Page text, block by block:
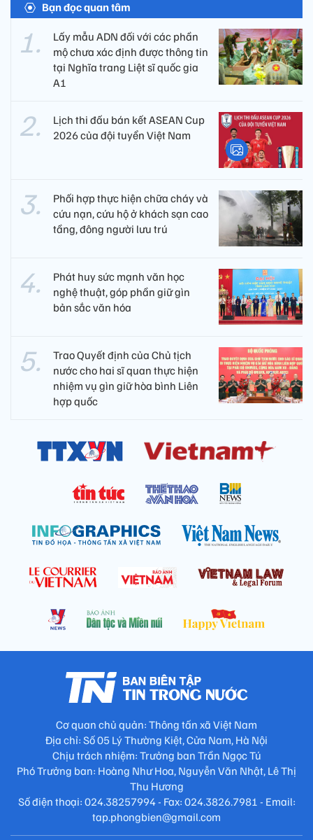
Bạn đọc quan tâm
Lấy mẫu ADN đối với các phần
mộ chưa xác định được thông tin
tại Nghĩa trang Liệt sĩ quốc gia
A1
Lịch thi đấu bán kết ASEAN Cup
2026 của đội tuyển Việt Nam
Phối hợp thực hiện chữa cháy và
cứu nạn, cứu hộ ở khách sạn cao
tầng, đông người lưu trú
Phát huy sức mạnh văn học
nghệ thuật, góp phần giữ gìn
bản sắc văn hóa
Trao Quyết định của Chủ tịch
nước cho hai sĩ quan thực hiện
nhiệm vụ gìn giữ hòa bình Liên
hợp quốc
Cơ quan chủ quản: Thông tấn xã Việt Nam
Địa chỉ: Số 05 Lý Thường Kiệt, Cửa Nam, Hà Nội
Chịu trách nhiệm: Trưởng ban Trần Ngọc Tú
Phó Trưởng ban: Hoàng Như Hoa, Nguyễn Văn Nhật, Lê Thị
Thu Hương
Số điện thoại: 024.38257994 - Fax: 024.3826.7981 - Email:
tap.phongbien@gmail.com